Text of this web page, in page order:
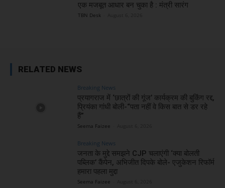
एक मजबूत आधार बन चुका है : मंत्री सारंग
TBN Desk
RELATED NEWS
Breaking News
प्रयागराज में ‘छात्रों की गूंज’ कार्यक्रम की बुकिंग रद्द,
प्रियंका गांधी बोली-“पता नहीं वे किस बात से डर रहे
हैं”
Seema Faizee
Breaking News
जनता के मुद्दे समझने CJP चलाएंगी ‘क्या बोलती
पब्लिक’ कैंपेन, अभिजीत दिपके बोले- एजुकेशन रिफॉर्म
हमारा पहला मुद्दा
Seema Faizee